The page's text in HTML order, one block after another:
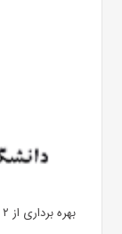
بهره ‌برداری از ۲ خانه بهداشت شهدای ارتش در چهارمحال و بختیاری